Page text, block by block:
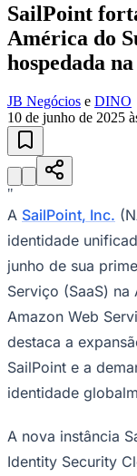
Aldeia Aldeia da Serra
JubranBelval
VistaCalifórnia
Região
Militar
Itapevi Jandira
CalifórniaJardim dos
EsperançaJardim
Julio
MutingaJardim Paraíso
Jardim São Pedro
Tupã
Camargos Parque
do Bom Jesus
ParnaíbaSilveira
do Conde
Vila
Escada Vila Porto
Para Sua Empresa
Anuncie no
Guia de
Divulgar Vagas
Publicidade
Negócios
Segurança
Parques &
SailPoint
América do
hospedada
JB Negócios e DINO
10 de junho de 2025
"
A SailPoint, Inc.
identidade
junho de sua
Serviço (SaaS)
Amazon Web
destaca a
SailPoint e a
identidade
A nova instância
Identity Security